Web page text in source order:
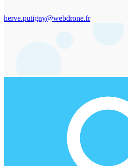
herve.putigny@webdrone.fr